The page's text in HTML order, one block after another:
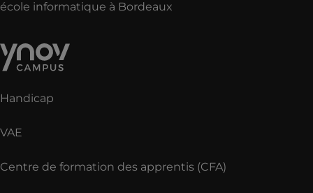
école informatique à Bordeaux
Handicap
VAE
Centre de formation des apprentis (CFA)